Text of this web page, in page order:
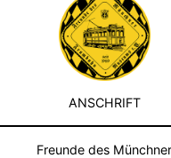
ANSCHRIFT
Freunde des Münchner